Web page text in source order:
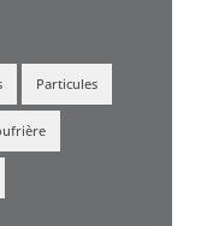
Particules